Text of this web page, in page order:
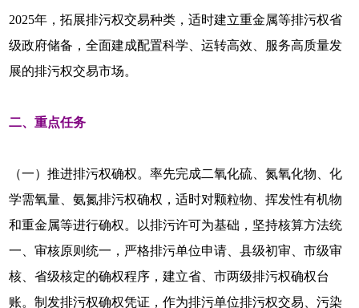
2025年，拓展排污权交易种类，适时建立重金属等排污权省
级政府储备，全面建成配置科学、运转高效、服务高质量发
展的排污权交易市场。
二、重点任务
（一）推进排污权确权。率先完成二氧化硫、氮氧化物、化
学需氧量、氨氮排污权确权，适时对颗粒物、挥发性有机物
和重金属等进行确权。以排污许可为基础，坚持核算方法统
一、审核原则统一，严格排污单位申请、县级初审、市级审
核、省级核定的确权程序，建立省、市两级排污权确权台
账。制发排污权确权凭证，作为排污单位排污权交易、污染